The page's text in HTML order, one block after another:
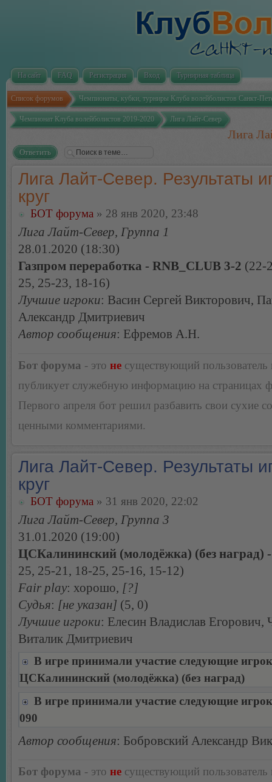
На сайт FAQ Регистрация Вход Турнирная таблица
Список форумов Чемпионаты, кубки, турниры Клуба волейболистов Санкт-
Чемпионат Клуба волейболистов 2019-2020 Лига Лайт-Север
Лига
Ответить
Лига Лайт-Север. Результаты
круг
БОТ форума » 28 янв 2020, 23:48
Лига Лайт-Север, Группа 1
28.01.2020 (18:30)
Газпром переработка - RNB_CLUB 3-2 (22-
25, 25-23, 18-16)
Лучшие игроки: Васин Сергей Викторович,
Александр Дмитриевич
Автор сообщения: Ефремов А.Н.
Бот форума - это не существующий пользователь
публикует служебную информацию на страницах
Первого апреля бот решил разбавить свои сухие
ценными комментариями.
Лига Лайт-Север. Результаты
круг
БОТ форума » 31 янв 2020, 22:02
Лига Лайт-Север, Группа 3
31.01.2020 (19:00)
ЦСКалининский (молодёжка) (без наград)
25, 25-21, 18-25, 25-16, 15-12)
Fair play: хорошо, [?]
Судья: [не указан] (5, 0)
Лучшие игроки: Елесин Владислав
Виталик Дмитриевич
В игре принимали участие следующие
ЦСКалининский (молодёжка) (без наград)
В игре принимали участие следующие
090
Автор сообщения: Бобровский Александр
Бот форума - это не существующий пользователь